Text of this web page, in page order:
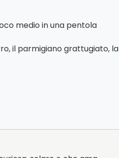
medio in una pentola
il parmigiano grattugiato, la